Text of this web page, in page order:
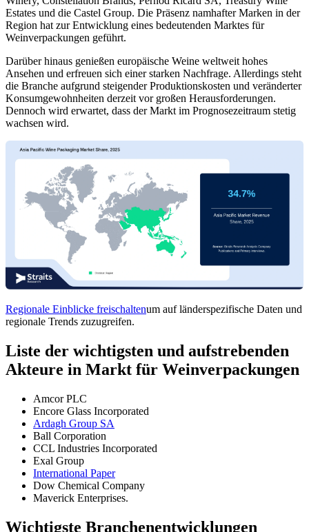
Estates und die Castel Group. Die Präsenz namhafter Marken in der
Region hat zur Entwicklung eines bedeutenden Marktes für
Weinverpackungen geführt.
Darüber hinaus genießen europäische Weine weltweit hohes
Ansehen und erfreuen sich einer starken Nachfrage. Allerdings steht
die Branche aufgrund steigender Produktionskosten und veränderter
Konsumgewohnheiten derzeit vor großen Herausforderungen.
Dennoch wird erwartet, dass der Markt im Prognosezeitraum stetig
wachsen wird.
Regionale Einblicke freischaltenum auf länderspezifische Daten und
regionale Trends zuzugreifen.
Liste der wichtigsten und aufstrebenden
Akteure in Markt für Weinverpackungen
Amcor PLC
Encore Glass Incorporated
Ardagh Group SA
Ball Corporation
CCL Industries Incorporated
Exal Group
International Paper
Dow Chemical Company
Maverick Enterprises.
Wichtigste Branchenentwicklungen